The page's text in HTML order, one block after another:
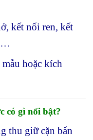
kết nối ren, kết
hoặc kích
có gì nổi bật?
thu giữ cặn bẩn